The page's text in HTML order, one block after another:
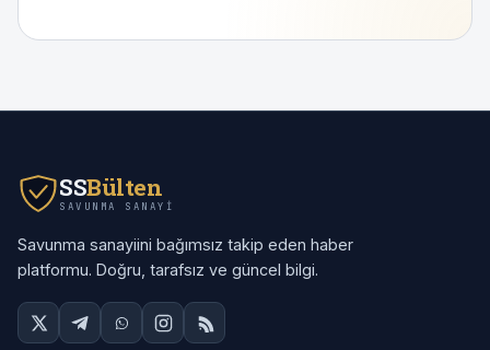
SSBülten
SAVUNMA SANAYI
Savunma sanayiini bağımsız takip eden haber
platformu. Doğru, tarafsız ve güncel bilgi.